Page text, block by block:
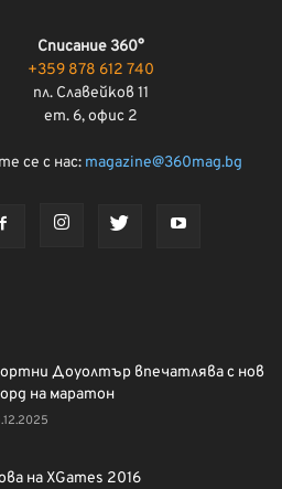
Списание 360°
+359 878 612 740
пл. Славейков 11
ет. 6, офис 2
се с нас: magazine@360mag.bg
Доуолтър впечатлява с нов
на маратон
на XGames 2016